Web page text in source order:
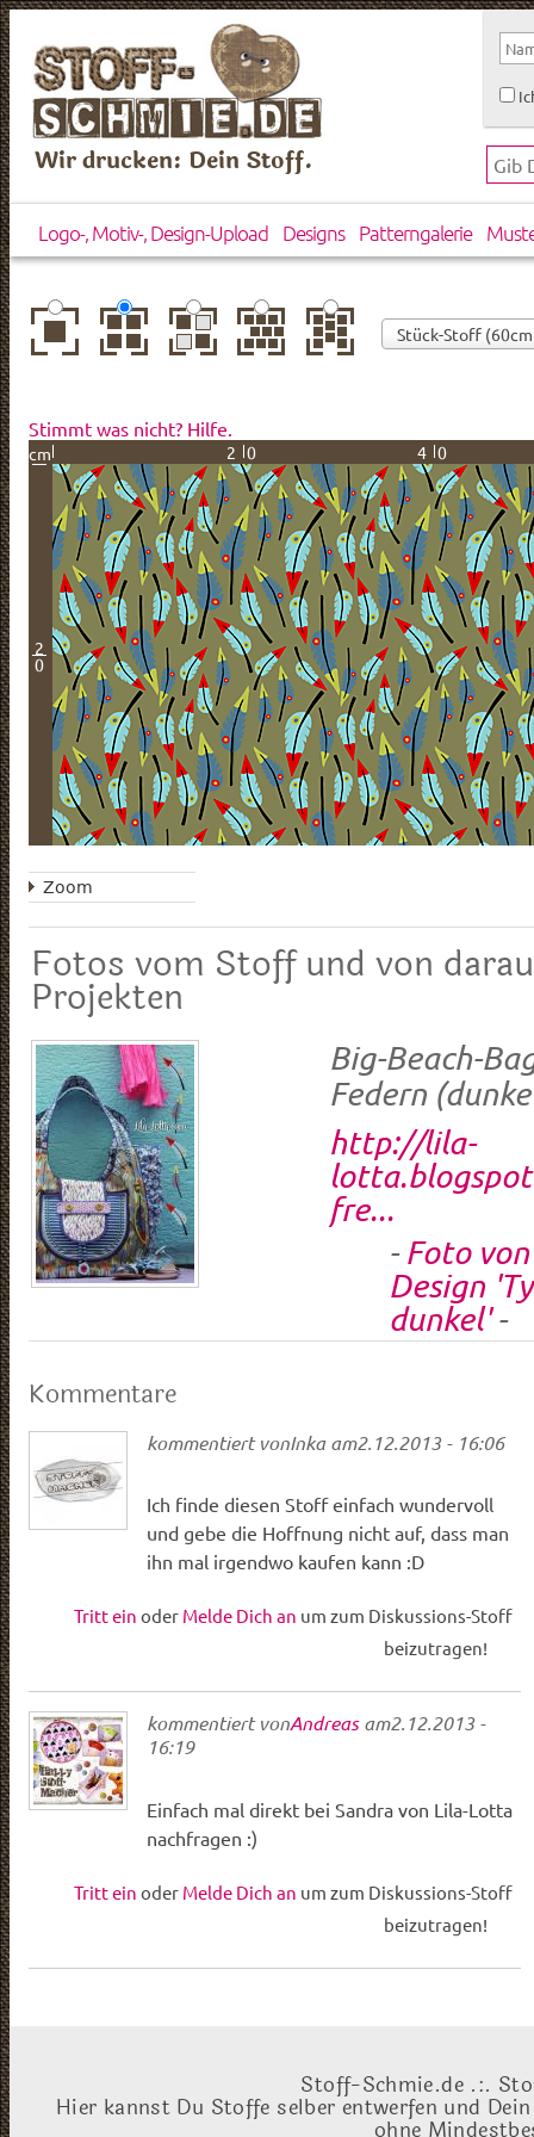
Wir drucken: Dein Stoff.
Logo-, Motiv-, Design-Upload Designs Patterngalerie
zentriert
einfach
wiederholt
gespiegelthorizontal
versetzt
vertikal
versetzt
Stimmt was nicht? Hilfe.
cm 20 40
2
0
Zoom
Fotos vom Stoff und von
Projekten
Big-Beach-
Federn
http://lila-
fre...
-Foto
Design
dunkel'-
Kommentare
kommentiert vonInkaam2.12.2013 - 16:06
Ich finde diesen Stoff einfach wundervoll
und gebe die Hoffnung nicht auf, dass man
ihn mal irgendwo kaufen kann :D
Tritt ein oder Melde Dich an um zum Diskussions-Stoff
beizutragen!
kommentiert vonAndreasam2.12.2013 -
16:19
Einfach mal direkt bei Sandra von Lila-Lotta
nachfragen :)
Tritt ein oder Melde Dich an um zum Diskussions-Stoff
beizutragen!
Stoff-Schmie.de .:.
Hier kannst Du Stoffe selber entwerfen und
ohne